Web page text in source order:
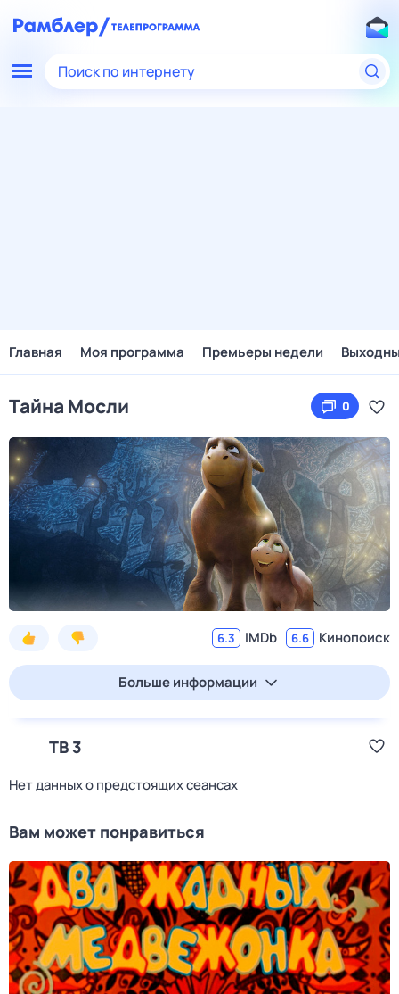
Поиск по интернету
Главная Моя программа Премьеры недели
Тайна Мocли 0
6.3 IMDb 6.6 Кинопоиск
Больше информации
ТВ 3
Нет данных о предстоящих сеансах
Вам может понравиться